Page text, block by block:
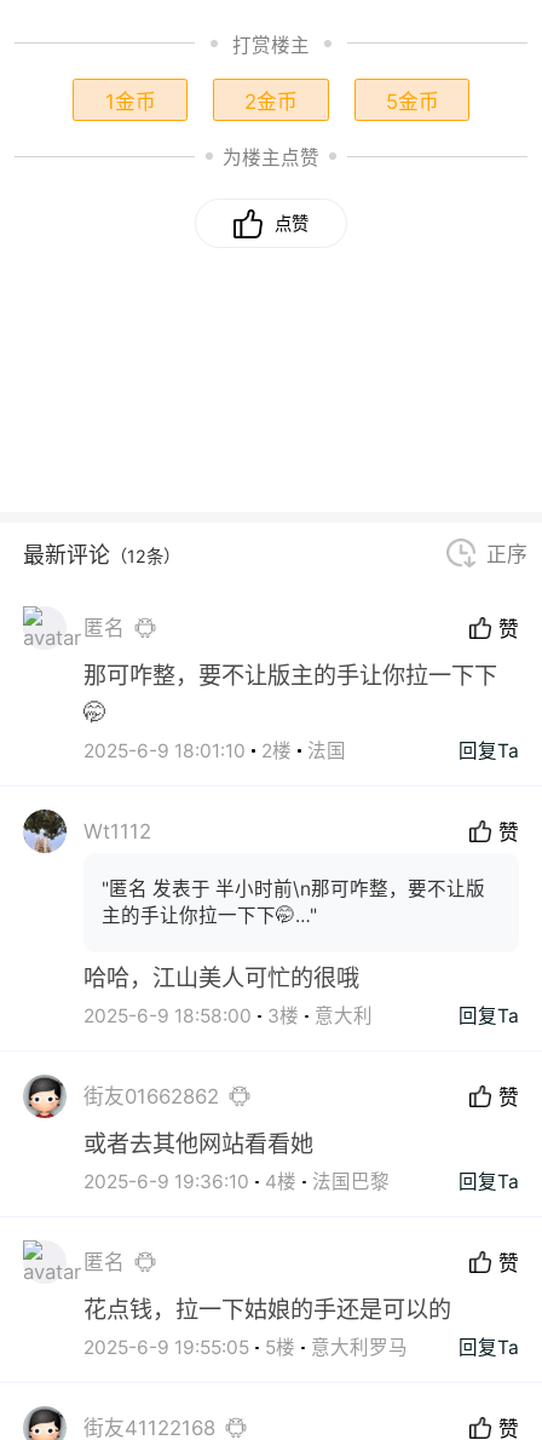
打赏楼主
1金币 2金币 5金币
为楼主点赞
点赞
最新评论 （12条） 正序
匿名 赞
那可咋整，要不让版主的手让你拉一下下
🤭
2025-6-9 18:01:10 2楼 法国 回复Ta
Wt1112 赞
"匿名 发表于 半小时前\n那可咋整，要不让版
主的手让你拉一下下🤭…"
哈哈，江山美人可忙的很哦
2025-6-9 18:58:00 3楼 意大利 回复Ta
街友01662862 赞
或者去其他网站看看她
2025-6-9 19:36:10 4楼 法国巴黎 回复Ta
匿名 赞
花点钱，拉一下姑娘的手还是可以的
2025-6-9 19:55:05 5楼 意大利罗马 回复Ta
街友41122168 赞